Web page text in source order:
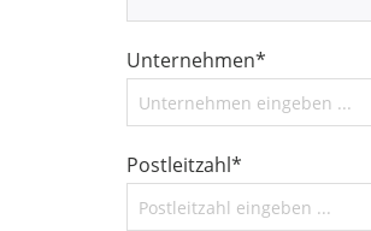
Unternehmen*
Postleitzahl*